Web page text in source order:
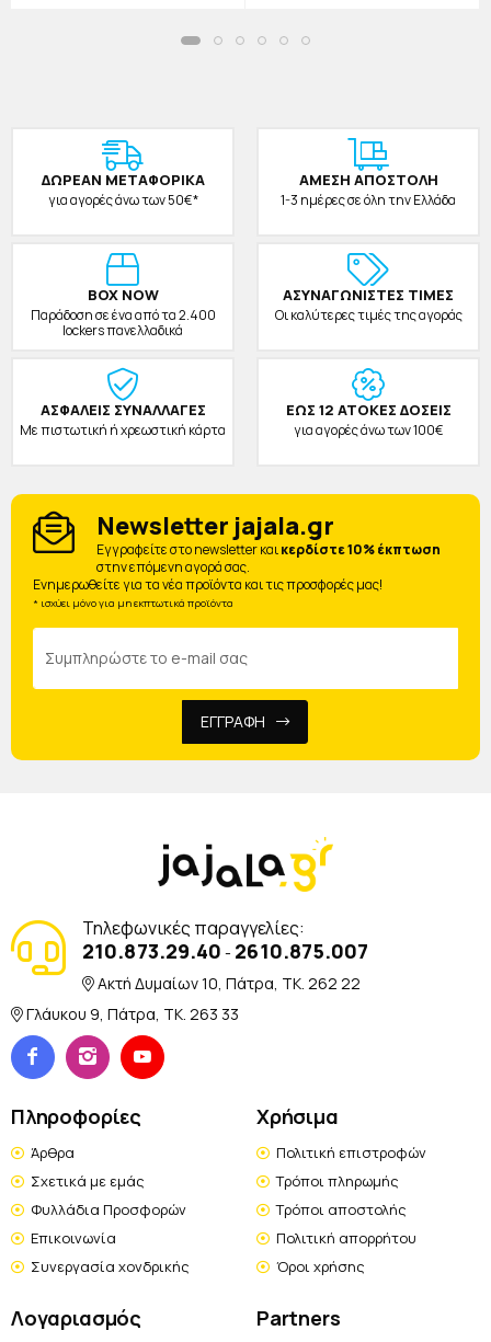
ΔΩΡΕAΝ ΜΕΤΑΦΟΡΙΚΑ
για αγορές άνω των 50€*
ΑΜΕΣΗ ΑΠΟΣΤΟΛΗ
1-3 ημέρες σε όλη την Ελλάδα
BOX NOW
Παράδοση σε ένα από τα 2.400
lockers πανελλαδικά
ΑΣΥΝΑΓΩΝΙΣΤΕΣ ΤΙΜΕΣ
Οι καλύτερες τιμές της αγοράς
ΑΣΦΑΛΕΙΣ ΣΥΝΑΛΛΑΓΕΣ
Με πιστωτική ή χρεωστική κάρτα
ΕΩΣ 12 ΑΤΟΚΕΣ ΔΟΣΕΙΣ
για αγορές άνω των 100€
Newsletter jajala.gr
Eγγραφείτε στο newsletter καικερδίστε 10% έκπτωση
στην επόμενη αγορά σας.
Ενημερωθείτε για τα νέα προϊόντα και τις προσφορές μας!
* ισχύει μόνο για μη εκπτωτικά προϊόντα
ΕΓΓΡΑΦΗ
Τηλεφωνικές παραγγελίες:
210.873.29.40 - 2610.875.007
Ακτή Δυμαίων 10, Πάτρα, TK. 262 22
Γλάυκου 9, Πάτρα, TK. 263 33
Πληροφορίες
Άρθρα
Σχετικά με εμάς
Φυλλάδια Προσφορών
Επικοινωνία
Συνεργασία χονδρικής
Χρήσιμα
Πολιτική επιστροφών
Τρόποι πληρωμής
Τρόποι αποστολής
Πολιτική απορρήτου
Όροι χρήσης
Λογαριασμός Partners